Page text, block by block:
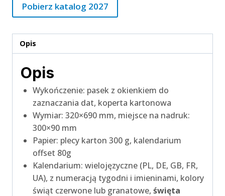
Pobierz katalog 2027
Opis
Opis
Wykończenie: pasek z okienkiem do
zaznaczania dat, koperta kartonowa
Wymiar: 320×690 mm, miejsce na nadruk:
300×90 mm
Papier: plecy karton 300 g, kalendarium
offset 80g
Kalendarium: wielojęzyczne (PL, DE, GB, FR,
UA), z numeracją tygodni i imieninami, kolory
świąt czerwone lub granatowe, święta